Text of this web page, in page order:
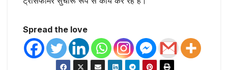
Spread the love